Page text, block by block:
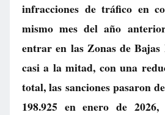
infracciones de tráfico en
mismo mes del año
entrar en las Zonas de Bajas
casi a la mitad, con una
total, las sanciones pasaron
198.925 en enero de 2026,